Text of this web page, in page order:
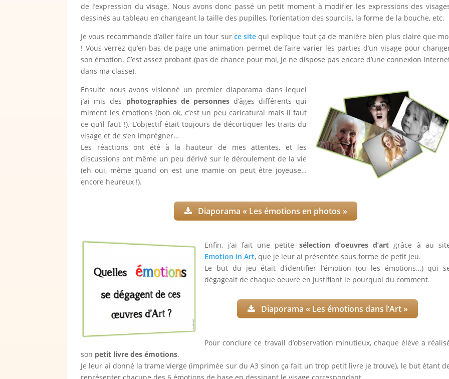
de l’expression du visage. Nous avons donc passé un petit moment à modifier les expressions des
dessinés au tableau en changeant la taille des pupilles, l’orientation des sourcils, la forme de la bouche, etc.
Je vous recommande d’aller faire un tour sur ce site qui explique tout ça de manière bien plus claire que
! Vous verrez qu’en bas de page une animation permet de faire varier les parties d’un visage pour
son émotion. C’est assez probant (pas de chance pour moi, je ne dispose pas encore d’une connexion
dans ma classe).
Ensuite nous avons visionné un premier diaporama dans lequel
j’ai mis des photographies de personnesd’âges différents qui
miment les émotions (bon ok, c’est un peu caricatural mais il faut
ce qu’il faut !). L’objectif était toujours de décortiquer les traits du
visage et de s’en imprégner…
Les réactions ont été à la hauteur de mes attentes, et les
discussions ont même un peu dérivé sur le déroulement de la vie
(eh oui, même quand on est une mamie on peut être joyeuse…
encore heureux !).
Diaporama « Les émotions en photos »
Enfin, j’ai fait une petite sélection d’oeuvres d’art grâce à au
Emotion in Art, que je leur ai présentée sous forme de petit jeu.
Le but du jeu était d’identifier l’émotion (ou les émotions…) qui
dégageait de chaque oeuvre en justifiant le pourquoi du comment.
Diaporama « Les émotions dans l’Art »
Pour conclure ce travail d’observation minutieux, chaque élève a
son petit livre des émotions.
Je leur ai donné la trame vierge (imprimée sur du A3 sinon ça fait un trop petit livre je trouve), le but étant
représenter chacune des 6 émotions de base en dessinant le visage correspondant.